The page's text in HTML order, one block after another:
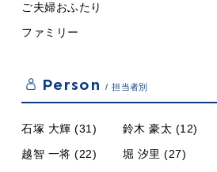
ご夫婦おふたり
ファミリー
Person 担当者別
石塚 大輝 (31) 鈴木 豪太 (12)
越智 一将 (22) 堀 汐里 (27)